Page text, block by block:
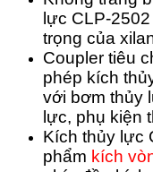
lực CLP-
trọng của
Coupler tiêu
phép kích
với bơm thủy
lực, phụ kiện
Kích thủy lực
phẩm kích